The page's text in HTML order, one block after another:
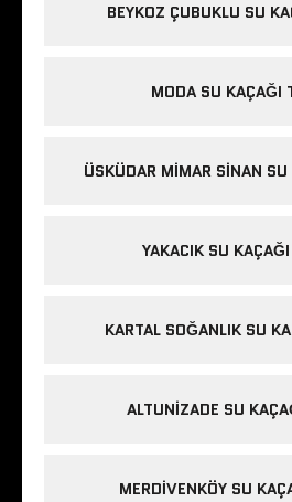
BEYKOZ ÇUBUKLU SU
MODA SU KAÇAĞI
ÜSKÜDAR MIMAR SINAN
YAKACIK SU
KARTAL SOĞANLIK SU
ALTUNIZADE SU
MERDIVENKÖY SU